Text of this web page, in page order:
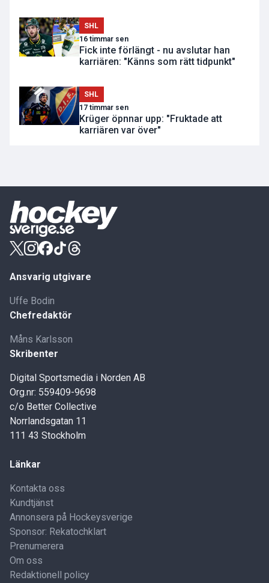
SHL
16 timmar sen
Fick inte förlängt - nu avslutar han
karriären: "Känns som rätt tidpunkt"
SHL
17 timmar sen
Krüger öpnnar upp: "Fruktade att
karriären var över"
Ansvarig utgivare
Uffe Bodin
Chefredaktör
Måns Karlsson
Skribenter
Digital Sportsmedia i Norden AB
Org.nr: 559409-9698
c/o Better Collective
Norrlandsgatan 11
111 43 Stockholm
Länkar
Kontakta oss
Kundtjänst
Annonsera på Hockeysverige
Sponsor: Rekatochklart
Prenumerera
Om oss
Redaktionell policy